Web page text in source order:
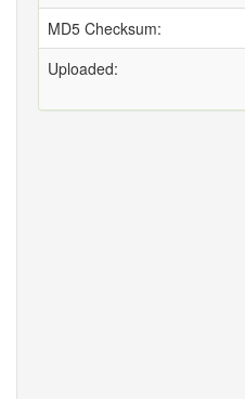
MD5 Checksum:
Uploaded: